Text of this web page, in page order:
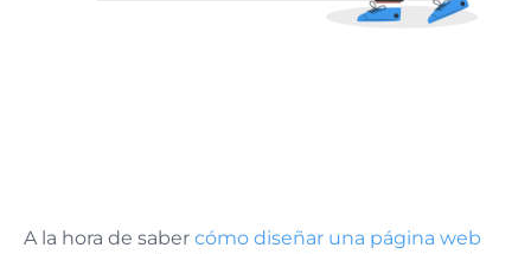
A la hora de saber cómo diseñar una página web